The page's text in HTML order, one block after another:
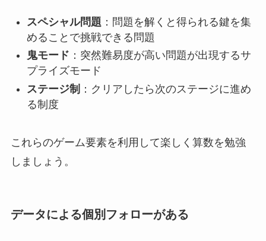
スペシャル問題 ：問題を解くと得られる鍵を集
めることで挑戦できる問題
鬼モード ：突然難易度が高い問題が出現するサ
プライズモード
ステージ制 ：クリアしたら次のステージに進め
る制度
これらのゲーム要素を利用して楽しく算数を勉強
しましょう。
データによる個別フォローがある